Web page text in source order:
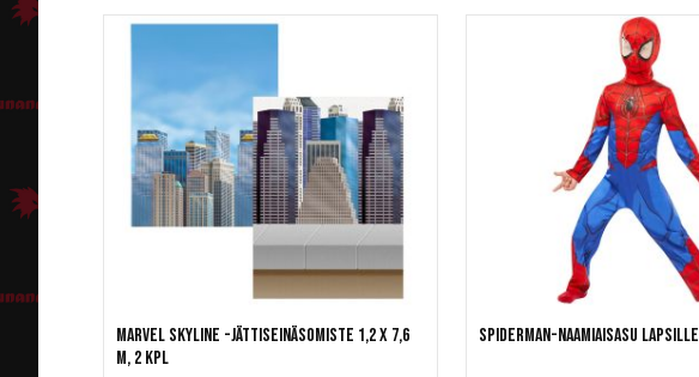
Marvel Skyline -jättiseinäsomiste 1,2 x 7,6
m, 2 kpl
Spiderman-naamiaisasu lapsille